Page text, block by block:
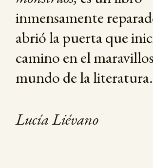
inmensamente
abrió la puerta que
camino en el
mundo de la literatura.
Lucía Liévano